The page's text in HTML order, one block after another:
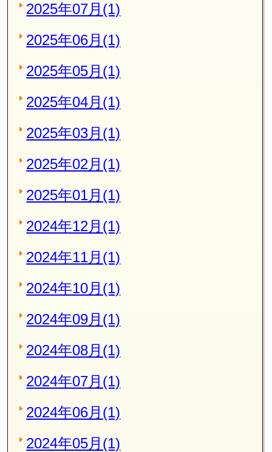
2025年07月(1)
2025年06月(1)
2025年05月(1)
2025年04月(1)
2025年03月(1)
2025年02月(1)
2025年01月(1)
2024年12月(1)
2024年11月(1)
2024年10月(1)
2024年09月(1)
2024年08月(1)
2024年07月(1)
2024年06月(1)
2024年05月(1)